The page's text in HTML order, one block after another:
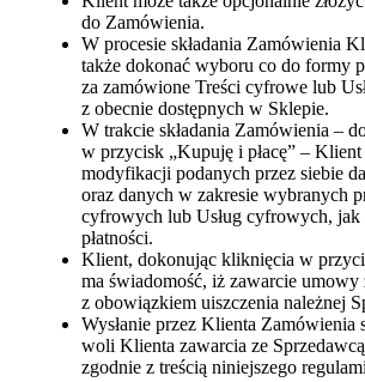
do Zamówienia.
W procesie składania Zamówienia
także dokonać wyboru co do formy
za zamówione Treści cyfrowe lub
z obecnie dostępnych w Sklepie.
W trakcie składania Zamówienia –
w przycisk „Kupuję i płacę” –
modyfikacji podanych przez siebie
oraz danych w zakresie wybranych
cyfrowych lub Usług cyfrowych,
płatności.
Klient, dokonując kliknięcia w
ma świadomość, iż zawarcie umowy
z obowiązkiem uiszczenia należnej
Wysłanie przez Klienta Zamówienia
woli Klienta zawarcia ze
zgodnie z treścią niniejszego